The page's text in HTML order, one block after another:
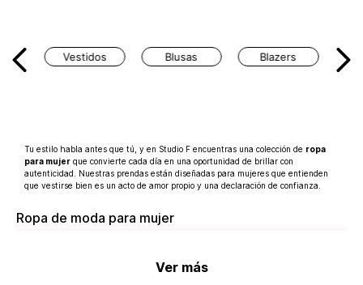
Vestidos Blusas Blazers
Tu estilo habla antes que tú, y en Studio F encuentras una colección de ropa
para mujer que convierte cada día en una oportunidad de brillar con
autenticidad. Nuestras prendas están diseñadas para mujeres que entienden
que vestirse bien es un acto de amor propio y una declaración de confianza.
Ropa de moda para mujer
estilizan tu silueta, cada pieza ha sido creada pensando en tu comodidad y tu
deseo de destacar. Nuestros vestidos y enterizos te permiten ser la
Ver más